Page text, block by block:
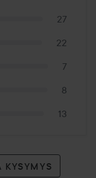
27
22
7
8
13
KYSYMYS